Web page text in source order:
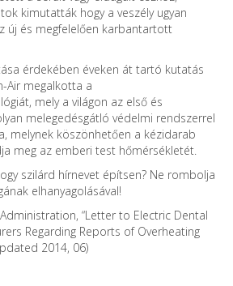
kimutatták hogy a veszély ugyan
új és megfelelően karbantartott
érdekében éveken át tartó kutatás
Air megalkotta a
mely a világon az első és
melegedésgátló védelmi rendszerrel
melynek köszönhetően a kézidarab
meg az emberi test hőmérsékletét.
szilárd hírnevet építsen? Ne rombolja
elhanyagolásával!
“Letter to Electric Dental
Regarding Reports of Overheating
2014, 06)